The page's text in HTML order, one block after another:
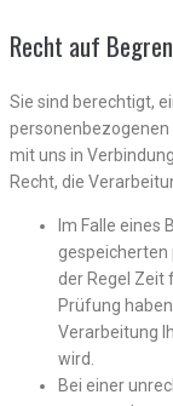
Recht auf
Sie sind berechtigt,
mit uns in
Recht, die
Im Falle eines
gespeicherten
der Regel Zeit
Prüfung
Verarbeitung
wird.
Bei einer